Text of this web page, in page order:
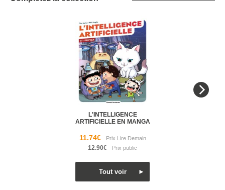
L'INTELLIGENCE
ARTIFICIELLE EN MANGA
11.74€
12.90€